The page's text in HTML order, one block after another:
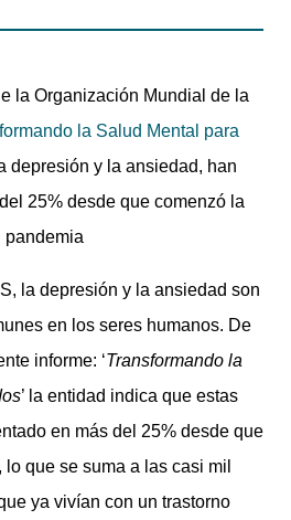
la Organización Mundial de la
la Salud Mental para
depresión y la ansiedad, han
25% desde que comenzó la
pandemia
la depresión y la ansiedad son
en los seres humanos. De
informe: ‘Transformando la
’ la entidad indica que estas
en más del 25% desde que
que se suma a las casi mil
ya vivían con un trastorno